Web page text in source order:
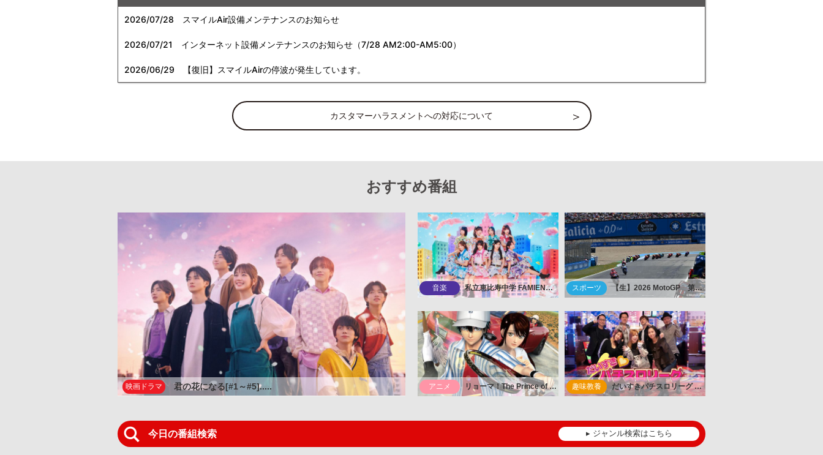
2026/07/28 スマイルAir設備メンテナンスのお知らせ
2026/07/21 インターネット設備メンテナンスのお知らせ（7/28 AM2:00-AM5:00）
2026/06/29 【復旧】スマイルAirの停波が発生しています。
カスタマーハラスメントへの対応について
おすすめ番組